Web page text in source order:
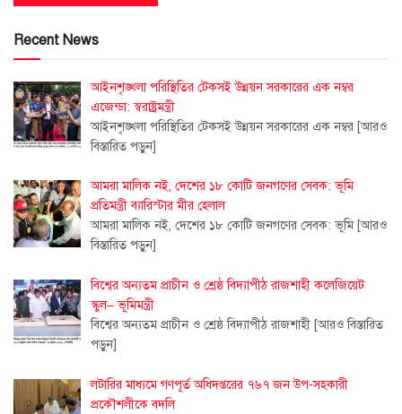
Recent News
আইনশৃঙ্খলা পরিস্থিতির টেকসই উন্নয়ন সরকারের এক নম্বর
এজেন্ডা: স্বরাষ্ট্রমন্ত্রী
আইনশৃঙ্খলা পরিস্থিতির টেকসই উন্নয়ন সরকারের এক নম্বর [আরও
বিস্তারিত পড়ুন]
আমরা মালিক নই, দেশের ১৮ কোটি জনগণের সেবক: ভূমি
প্রতিমন্ত্রী ব্যারিস্টার মীর হেলাল
আমরা মালিক নই, দেশের ১৮ কোটি জনগণের সেবক: ভূমি [আরও
বিস্তারিত পড়ুন]
বিশ্বের অন্যতম প্রাচীন ও শ্রেষ্ঠ বিদ্যাপীঠ রাজশাহী কলেজিয়েট
স্কুল– ভূমিমন্ত্রী
বিশ্বের অন্যতম প্রাচীন ও শ্রেষ্ঠ বিদ্যাপীঠ রাজশাহী [আরও বিস্তারিত
পড়ুন]
লটারির মাধ্যমে গণপূর্ত অধিদপ্তরের ৭৬৭ জন উপ-সহকারী
প্রকৌশলীকে বদলি